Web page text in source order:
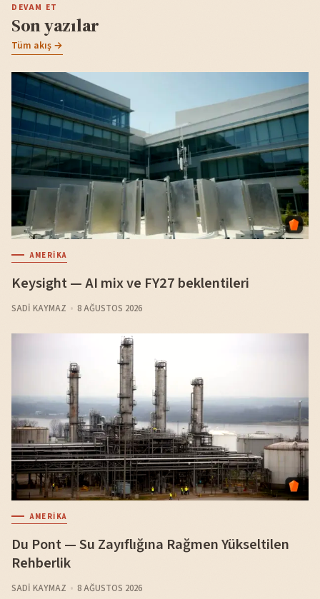
DEVAM ET
Son yazılar
Tüm akış →
AMERIKA
Keysight — AI mix ve FY27 beklentileri
SADI KAYMAZ 8 AĞUSTOS 2026
AMERIKA
Du Pont — Su Zayıflığına Rağmen Yükseltilen
Rehberlik
SADI KAYMAZ 8 AĞUSTOS 2026